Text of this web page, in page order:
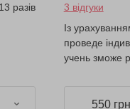
разів
3 відгуки
Із
проведе
учень зможе
550 грн